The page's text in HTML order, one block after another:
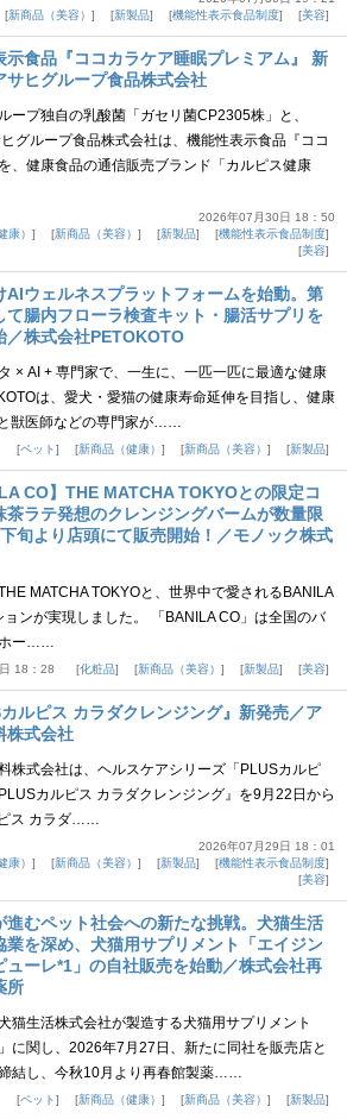
新商品（美容） 新製品 機能性表示食品制度 美容
示食品『ココカラケア睡眠プレミアム』 新
サヒグループ食品株式会社
ープ独自の乳酸菌「ガセリ菌CP2305株」と、
グループ食品株式会社は、機能性表示食品『ココ
、健康食品の通信販売ブランド「カルピス健康
2026年07月30日 18：50
康） 新商品（美容） 新製品
機能性表示食品制度
美容
AIウェルネスプラットフォームを始動。第
て腸内フローラ検査キット・腸活サプリを
／株式会社PETOKOTO
× AI + 専門家で、一生に、一匹一匹に最適な健康
は、愛犬・愛猫の健康寿命延伸を目指し、健康
獣医師などの専門家が……
ペット 新商品（健康） 新商品（美容） 新製品
CO】THE MATCHA TOKYOとの限定コ
茶ラテ発想のクレンジングバームが数量限
旬より店頭にて販売開始！／モノック株式
MATCHA TOKYOと、世界中で愛されるBANILA
ンが実現しました。 「BANILA CO」は全国のバ
ホー……
18：28 化粧品 新商品（美容） 新製品 美容
カルピス カラダクレンジング』新発売／ア
株式会社
株式会社は、ヘルスケアシリーズ「PLUSカルピ
カルピス カラダクレンジング』を9月22日から
ス カラダ……
2026年07月29日 18：01
康） 新商品（美容） 新製品
機能性表示食品制度
美容
進むペット社会への新たな挑戦。犬猫生活
業を深め、犬猫用サプリメント「エイジン
ューレ*1」の自社販売を始動／株式会社再
所
猫生活株式会社が製造する犬猫用サプリメント
に関し、2026年7月27日、新たに同社を販売店と
結し、今秋10月より再春館製薬……
ペット 新商品（健康） 新商品（美容） 新製品